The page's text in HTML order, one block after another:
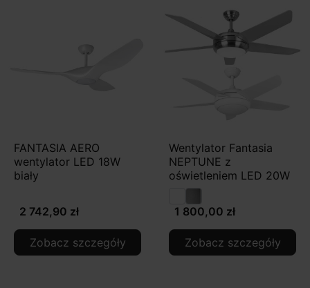
FANTASIA AERO
wentylator LED 18W
biały
2 742,90 zł
Zobacz szczegóły
Wentylator Fantasia
NEPTUNE z
oświetleniem LED 20W
1 800,00 zł
Zobacz szczegóły